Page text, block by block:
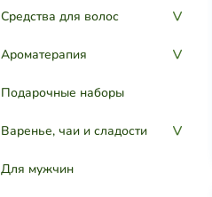
Средства для волос >
Ароматерапия >
Подарочные наборы
Варенье, чаи и сладости >
Для мужчин